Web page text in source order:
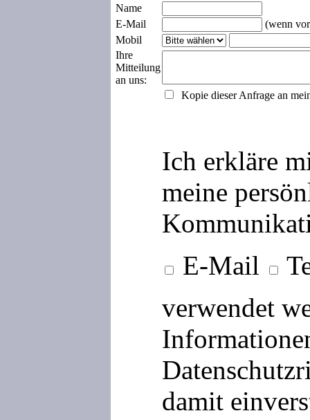
Name
E-Mail
(wenn
Mobil
Ihre
Mitteilung
an uns:
Kopie dieser Anfrage an
Ich erkläre
meine
E-Mail
verwendet
damit